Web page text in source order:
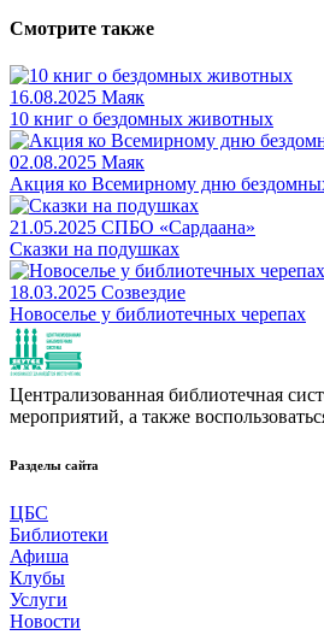
Смотрите также
16.08.2025 Маяк
10 книг о бездомных животных
02.08.2025 Маяк
Акция ко Всемирному дню
21.05.2025 СПБО «Сардаана»
Сказки на подушках
18.03.2025 Созвездие
Новоселье у библиотечных черепах
Централизованная библиотечная
мероприятий, а также
Разделы сайта
ЦБС
Библиотеки
Афиша
Клубы
Услуги
Новости